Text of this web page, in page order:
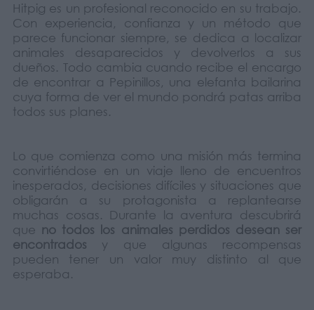
Hitpig es un profesional reconocido en su trabajo.
Con experiencia, confianza y un método que
parece funcionar siempre, se dedica a localizar
animales desaparecidos y devolverlos a sus
dueños. Todo cambia cuando recibe el encargo
de encontrar a Pepinillos, una elefanta bailarina
cuya forma de ver el mundo pondrá patas arriba
todos sus planes.
Lo que comienza como una misión más termina
convirtiéndose en un viaje lleno de encuentros
inesperados, decisiones difíciles y situaciones que
obligarán a su protagonista a replantearse
muchas cosas. Durante la aventura descubrirá
que no todos los animales perdidos desean ser
encontrados y que algunas recompensas
pueden tener un valor muy distinto al que
esperaba.